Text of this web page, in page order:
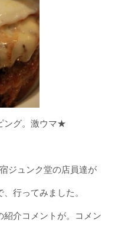
ング。激ウマ★
ジュンク堂の店員達が
行ってみました。
介コメントが。コメン